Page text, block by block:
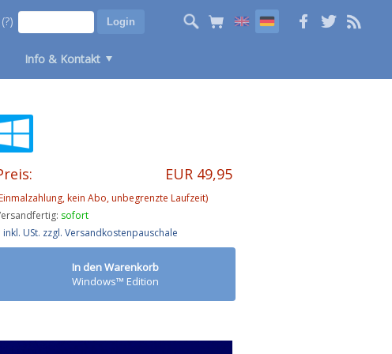
Info & Kontakt
(?)
EUR 49,95
kein Abo, unbegrenzte Laufzeit)
sofort
USt. zzgl. Versandkostenpauschale
In den Warenkorb
Windows™ Edition